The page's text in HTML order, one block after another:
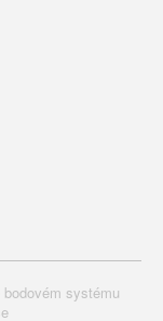
systému